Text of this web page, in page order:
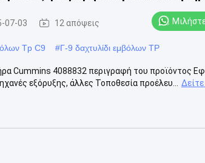
07-03 12 απόψεις
Tp C9 #Γ-9 δαχτυλίδι εμβόλων TP
Cummins 4088832 περιγραφή του προϊόντος
εξόρυξης, άλλες Τοποθεσία προέλευ...